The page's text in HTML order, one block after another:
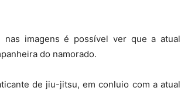
imagens é possível ver que a atual
do namorado.
de jiu-jitsu, em conluio com a atual